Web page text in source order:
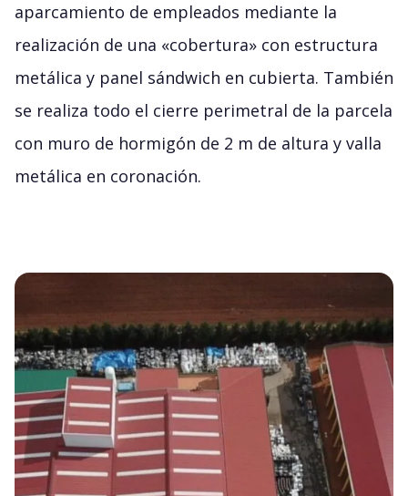
aparcamiento de empleados mediante la
realización de una «cobertura» con estructura
metálica y panel sándwich en cubierta. También
se realiza todo el cierre perimetral de la parcela
con muro de hormigón de 2 m de altura y valla
metálica en coronación.